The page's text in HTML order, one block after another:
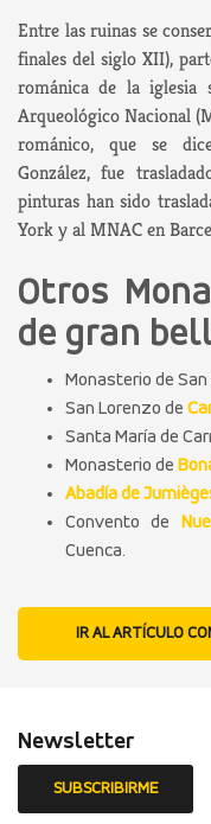
Entre las ruinas se
finales del siglo XII),
románica de la iglesia
Arqueológico Nacional
románico, que se
González, fue
pinturas han sido
York y al MNAC en
Otros
de gran
Monasterio de
San Lorenzo de
Santa María de
Monasterio de
Abadía de
Convento de
Cuenca.
IR AL ARTÍCULO
Newsletter